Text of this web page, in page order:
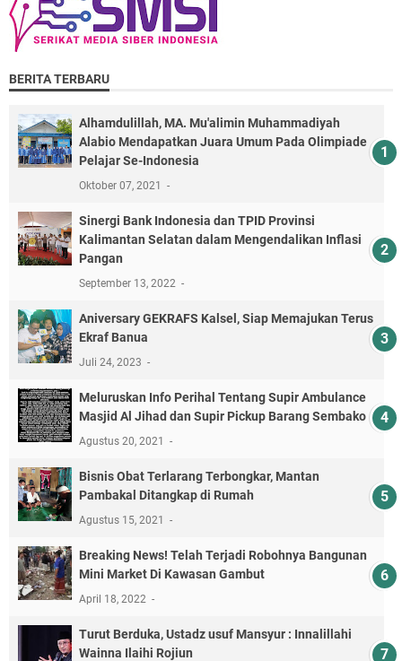
BERITA TERBARU
Alhamdulillah, MA. Mu'alimin Muhammadiyah
Alabio Mendapatkan Juara Umum Pada Olimpiade
Pelajar Se-Indonesia
Oktober 07, 2021
Sinergi Bank Indonesia dan TPID Provinsi
Kalimantan Selatan dalam Mengendalikan Inflasi
Pangan
September 13, 2022
Aniversary GEKRAFS Kalsel, Siap Memajukan Terus
Ekraf Banua
Juli 24, 2023
Meluruskan Info Perihal Tentang Supir Ambulance
Masjid Al Jihad dan Supir Pickup Barang Sembako
Agustus 20, 2021
Bisnis Obat Terlarang Terbongkar, Mantan
Pambakal Ditangkap di Rumah
Agustus 15, 2021
Breaking News! Telah Terjadi Robohnya Bangunan
Mini Market Di Kawasan Gambut
April 18, 2022
Turut Berduka, Ustadz usuf Mansyur : Innalillahi
Wainna Ilaihi Rojiun